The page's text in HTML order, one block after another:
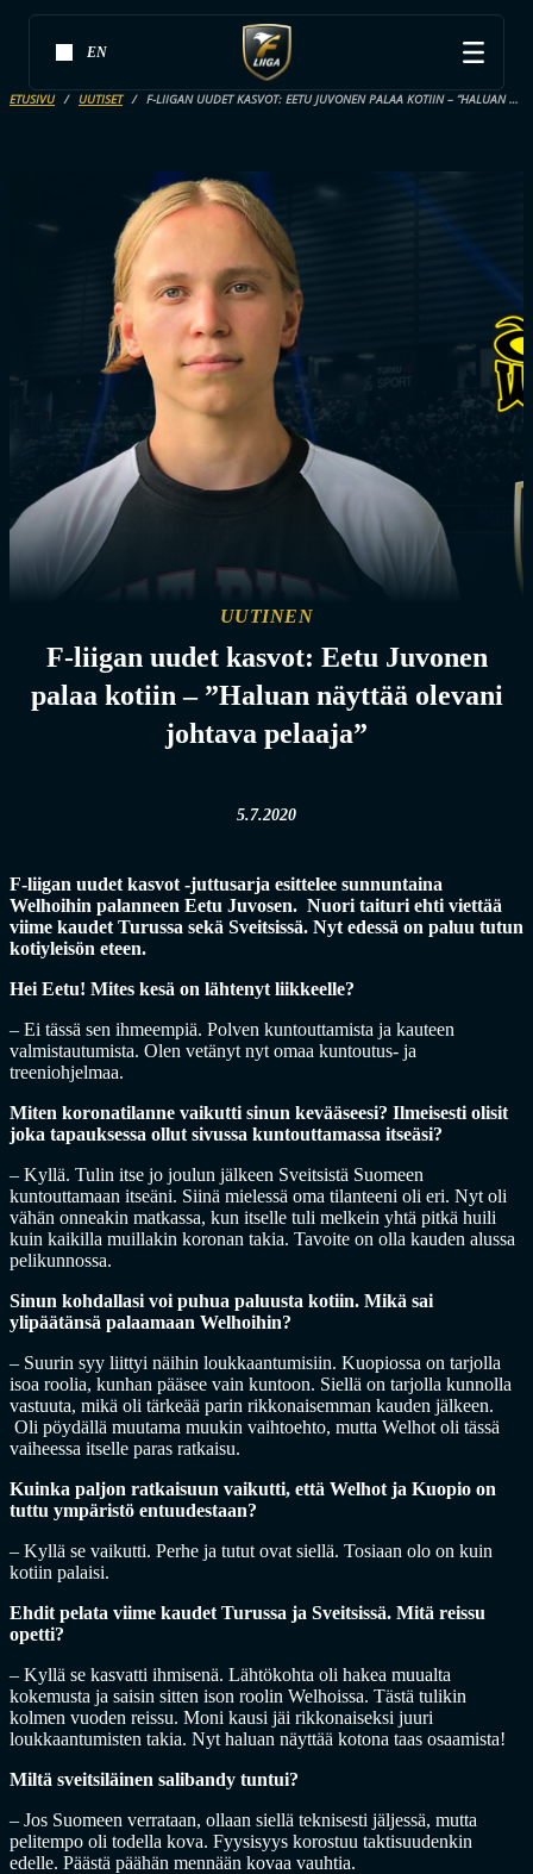
EN
ETUSIVU UUTISET F-LIIGAN UUDET KASVOT: EETU JUVONEN PALAA KOTIIN – ”HALUAN NÄYTTÄÄ OLEVANI JOHTAVA PELAAJA”
UUTINEN
F-liigan uudet kasvot: Eetu Juvonen
palaa kotiin – ”Haluan näyttää olevani
johtava pelaaja”
5.7.2020
F-liigan uudet kasvot -juttusarja esittelee sunnuntaina
Welhoihin palanneen Eetu Juvosen. Nuori taituri ehti viettää
viime kaudet Turussa sekä Sveitsissä. Nyt edessä on paluu tutun
kotiyleisön eteen.
Hei Eetu! Mites kesä on lähtenyt liikkeelle?
– Ei tässä sen ihmeempiä. Polven kuntouttamista ja kauteen
valmistautumista. Olen vetänyt nyt omaa kuntoutus- ja
treeniohjelmaa.
Miten koronatilanne vaikutti sinun kevääseesi? Ilmeisesti olisit
joka tapauksessa ollut sivussa kuntouttamassa itseäsi?
– Kyllä. Tulin itse jo joulun jälkeen Sveitsistä Suomeen
kuntouttamaan itseäni. Siinä mielessä oma tilanteeni oli eri. Nyt oli
vähän onneakin matkassa, kun itselle tuli melkein yhtä pitkä huili
kuin kaikilla muillakin koronan takia. Tavoite on olla kauden alussa
pelikunnossa.
Sinun kohdallasi voi puhua paluusta kotiin. Mikä sai
ylipäätänsä palaamaan Welhoihin?
– Suurin syy liittyi näihin loukkaantumisiin. Kuopiossa on tarjolla
isoa roolia, kunhan pääsee vain kuntoon. Siellä on tarjolla kunnolla
vastuuta, mikä oli tärkeää parin rikkonaisemman kauden jälkeen.
Oli pöydällä muutama muukin vaihtoehto, mutta Welhot oli tässä
vaiheessa itselle paras ratkaisu.
Kuinka paljon ratkaisuun vaikutti, että Welhot ja Kuopio on
tuttu ympäristö entuudestaan?
– Kyllä se vaikutti. Perhe ja tutut ovat siellä. Tosiaan olo on kuin
kotiin palaisi.
Ehdit pelata viime kaudet Turussa ja Sveitsissä. Mitä reissu
opetti?
– Kyllä se kasvatti ihmisenä. Lähtökohta oli hakea muualta
kokemusta ja saisin sitten ison roolin Welhoissa. Tästä tulikin
kolmen vuoden reissu. Moni kausi jäi rikkonaiseksi juuri
loukkaantumisten takia. Nyt haluan näyttää kotona taas osaamista!
Miltä sveitsiläinen salibandy tuntui?
– Jos Suomeen verrataan, ollaan siellä teknisesti jäljessä, mutta
pelitempo oli todella kova. Fyysisyys korostuu taktisuudenkin
edelle. Päästä päähän mennään kovaa vauhtia.